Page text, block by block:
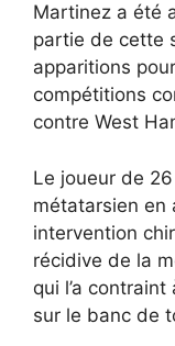
Martinez a été
partie de cette
apparitions
compétitions
contre West
Le joueur de
métatarsien en
intervention
récidive de la
qui l’a
sur le banc de